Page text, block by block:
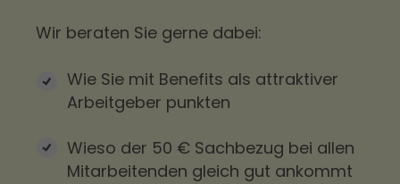
Wir beraten Sie gerne dabei:
Wie Sie mit Benefits als attraktiver
Arbeitgeber punkten
Wieso der 50 € Sachbezug bei allen
Mitarbeitenden gleich gut ankommt